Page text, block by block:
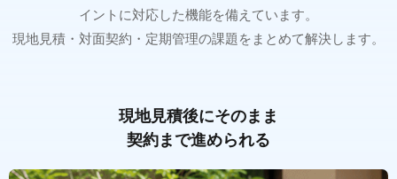
イントに対応した機能を備えています。
現地見積・対面契約・定期管理の課題をまとめて解決します。
現地見積後にそのまま
契約まで進められる